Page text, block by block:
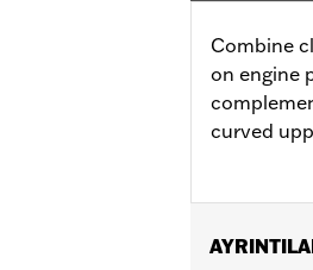
Combine
on engine
curved